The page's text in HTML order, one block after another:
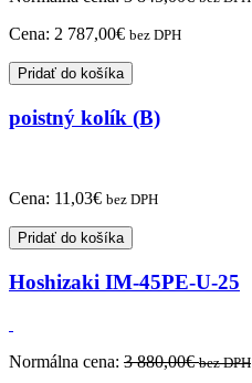
Cena: 2 787,00€ bez DPH
Pridať do košíka
poistný kolík (B)
Cena: 11,03€ bez DPH
Pridať do košíka
Hoshizaki IM-45PE-U-25
Normálna cena: 3 880,00€ bez DPH